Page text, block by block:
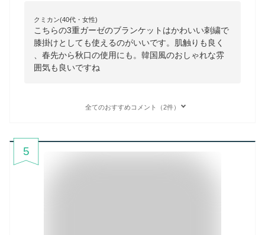
クミカン(40代・女性)
こちらの3重ガーゼのブランケットはかわいい刺繍で
膝掛けとしても使えるのがいいです。肌触りも良く
、春先から秋口の使用にも。韓国風のおしゃれな雰
囲気も良いですね
全てのおすすめコメント（2件）
5